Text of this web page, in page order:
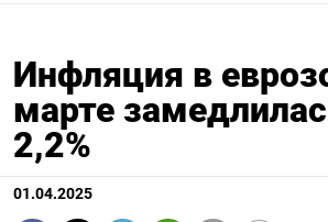
Инфляция в
марте
2,2%
01.04.2025